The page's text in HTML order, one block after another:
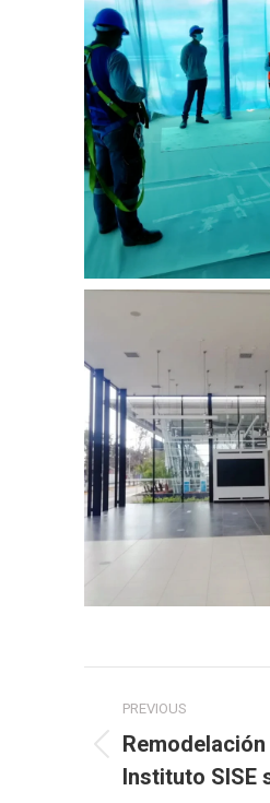
entre
proyectos
PREVIOUS
Proyecto
anterior
Instituto SISE